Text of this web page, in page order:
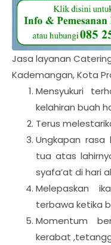
Jasa layanan
Kademangan, Kota
Mensyukuri
kelahiran buah
Terus
Ungkapan
tua atas
syafa’at di hari
Melepaskan
terbawa ketika
Momentum
kerabat